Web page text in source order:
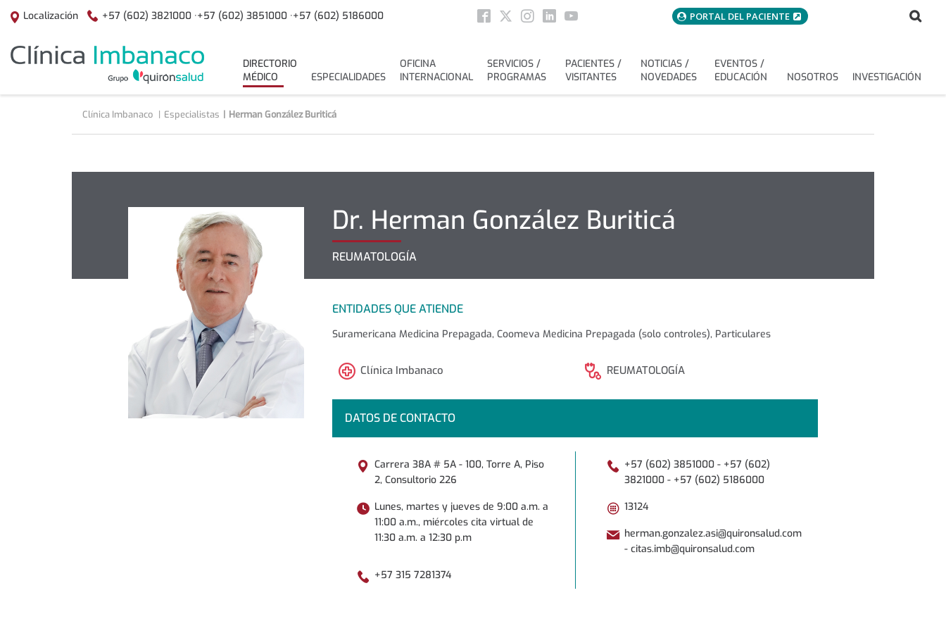
Localización +57 (602) 3821000 ·+57 (602) 3851000 ·+57 (602) 5186000
Social
menuAcceso
PORTAL DEL PACIENTE
Buscar
DIRECTORIO
MÉDICO
ESPECIALIDADES
OFICINA
INTERNACIONAL
SERVICIOS /
PROGRAMAS
PACIENTES /
VISITANTES
NOTICIAS /
NOVEDADES
EVENTOS /
EDUCACIÓN
NOSOTROS INVESTIGACIÓN
Clínica Imbanaco Especialistas Herman González Buriticá
Dr. Herman González Buriticá
REUMATOLOGÍA
ENTIDADES QUE ATIENDE
Suramericana Medicina Prepagada, Coomeva Medicina Prepagada (solo controles), Particulares
Clínica Imbanaco REUMATOLOGÍA
DATOS DE CONTACTO
Carrera 38A # 5A - 100, Torre A, Piso
2, Consultorio 226
Lunes, martes y jueves de 9:00 a.m. a
11:00 a.m., miércoles cita virtual de
11:30 a.m. a 12:30 p.m
+57 315 7281374
+57 (602) 3851000 - +57 (602)
3821000 - +57 (602) 5186000
13124
herman.gonzalez.asi@quironsalud.com
- citas.imb@quironsalud.com